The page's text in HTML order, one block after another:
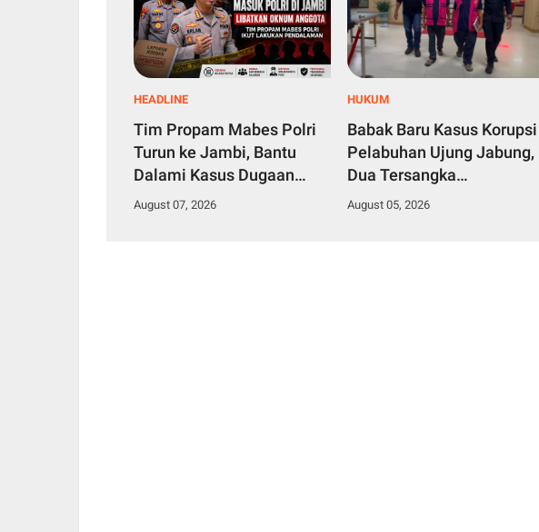
HEADLINE
Tim Propam Mabes Polri
Turun ke Jambi, Bantu
Dalami Kasus Dugaan
Penipuan Rekrutmen
August 07, 2026
HUKUM
Babak Baru Kasus Korupsi
Pelabuhan Ujung Jabung,
Dua Tersangka
Dilimpahkan ke JPU untuk
August 05, 2026